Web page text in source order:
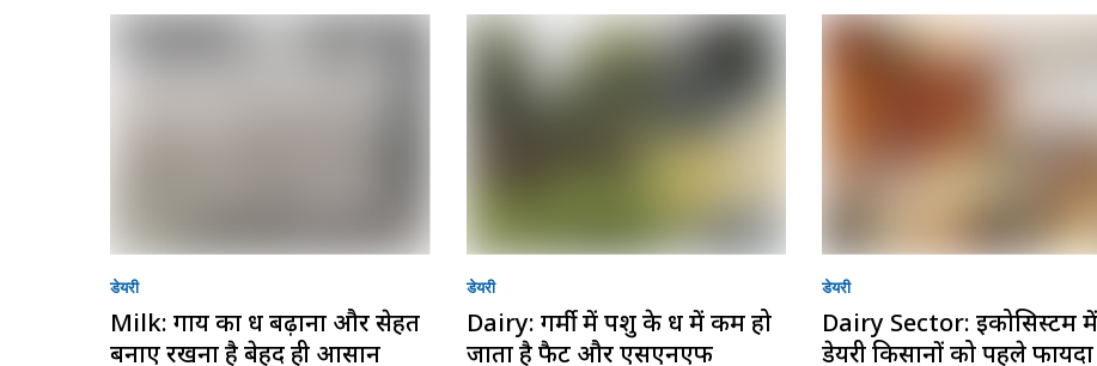
डेयरी
Milk: गाय का दूध बढ़ाना और सेहत
बनाए रखना है बेहद ही आसान
डेयरी
Dairy: गर्मी में पशु के दूध में कम हो
जाता है फैट और एसएनएफ
डेयरी
Dairy Sector: इकोसिस्टम में
डेयरी किसानों को पहले फायदा